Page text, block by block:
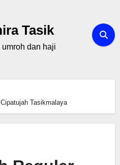
Tasik
dan haji
Tasikmalaya